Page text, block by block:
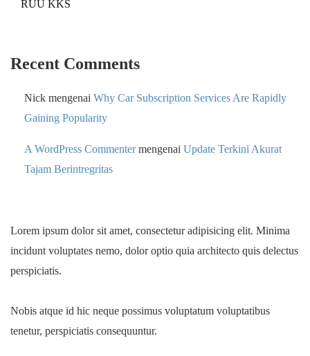
RUU KKS
Recent Comments
Nick mengenai Why Car Subscription Services Are Rapidly
Gaining Popularity
A WordPress Commentermengenai Update Terkini Akurat
Tajam Berintregritas
Lorem ipsum dolor sit amet, consectetur adipisicing elit. Minima
incidunt voluptates nemo, dolor optio quia architecto quis delectus
perspiciatis.
Nobis atque id hic neque possimus voluptatum voluptatibus
tenetur, perspiciatis consequuntur.